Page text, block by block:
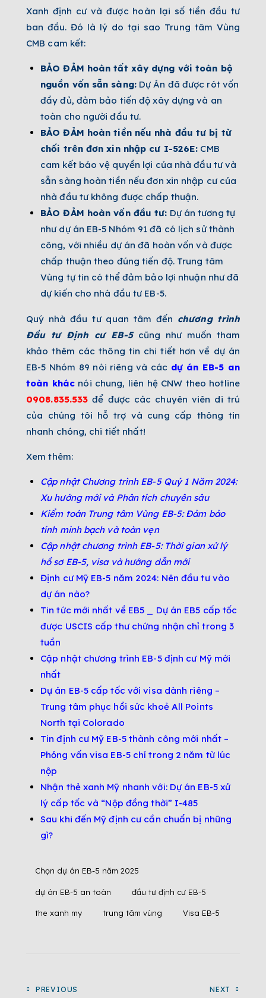
Xanh định cư và được hoàn lại số tiền đầu tư
ban đầu. Đó là lý do tại sao Trung tâm Vùng
CMB cam kết:
BẢO ĐẢM hoàn tất xây dựng với toàn bộ
nguồn vốn sẵn sàng:Dự Án đã được rót vốn
đầy đủ, đảm bảo tiến độ xây dựng và an
toàn cho người đầu tư.
BẢO ĐẢM hoàn tiền nếu nhà đầu tư bị từ
chối trên đơn xin nhập cư I-526E: CMB
cam kết bảo vệ quyền lợi của nhà đầu tư và
sẵn sàng hoàn tiền nếu đơn xin nhập cư của
nhà đầu tư không được chấp thuận.
BẢO ĐẢM hoàn vốn đầu tư: Dự án tương tự
như dự án EB-5 Nhóm 91 đã có lịch sử thành
công, với nhiều dự án đã hoàn vốn và được
chấp thuận theo đúng tiến độ. Trung tâm
Vùng tự tin có thể đảm bảo lợi nhuận như đã
dự kiến cho nhà đầu tư EB-5.
Quý nhà đầu tư quan tâm đến chương trình
Đầu tư Định cư EB-5 cũng như muốn tham
khảo thêm các thông tin chi tiết hơn về dự án
EB-5 Nhóm 89 nói riêng và các dự án EB-5 an
toàn khác nói chung, liên hệ CNW theo hotline
0908.835.533 để được các chuyên viên di trú
của chúng tôi hỗ trợ và cung cấp thông tin
nhanh chóng, chi tiết nhất!
Xem thêm:
Cập nhật Chương trình EB-5 Quý 1 Năm 2024:
Xu hướng mới và Phân tích chuyên sâu
Kiểm toán Trung tâm Vùng EB-5: Đảm bảo
tính minh bạch và toàn vẹn
Cập nhật chương trình EB-5: Thời gian xử lý
hồ sơ EB-5, visa và hướng dẫn mới
Định cư Mỹ EB-5 năm 2024: Nên đầu tư vào
dự án nào?
Tin tức mới nhất về EB5 _ Dự án EB5 cấp tốc
được USCIS cấp thư chứng nhận chỉ trong 3
tuần
Cập nhật chương trình EB-5 định cư Mỹ mới
nhất
Dự án EB-5 cấp tốc với visa dành riêng –
Trung tâm phục hồi sức khoẻ All Points
North tại Colorado
Tin định cư Mỹ EB-5 thành công mới nhất –
Phỏng vấn visa EB-5 chỉ trong 2 năm từ lúc
nộp
Nhận thẻ xanh Mỹ nhanh với: Dự án EB-5 xử
lý cấp tốc và “Nộp đồng thời” I-485
Sau khi đến Mỹ định cư cần chuẩn bị những
gì?
Chọn dự án EB-5 năm 2025
dự án EB-5 an toàn đầu tư định cư EB-5
the xanh my trung tâm vùng Visa EB-5
PREVIOUS NEXT